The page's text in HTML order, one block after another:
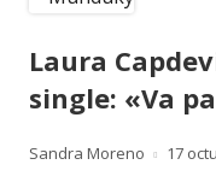
Laura
single: «Va
Autor
Sandra Moreno 17